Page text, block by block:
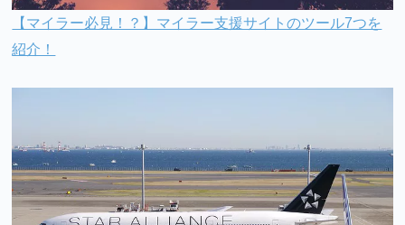
【マイラー必見！？】マイラー支援サイトのツール7つを
紹介！